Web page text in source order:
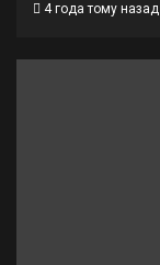
4 года тому назад